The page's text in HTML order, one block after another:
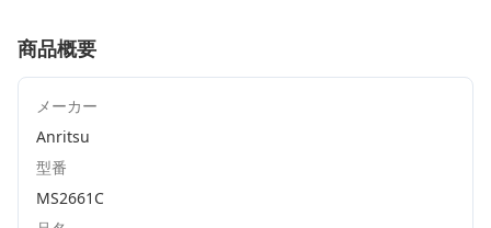
商品概要
メーカー
Anritsu
型番
MS2661C